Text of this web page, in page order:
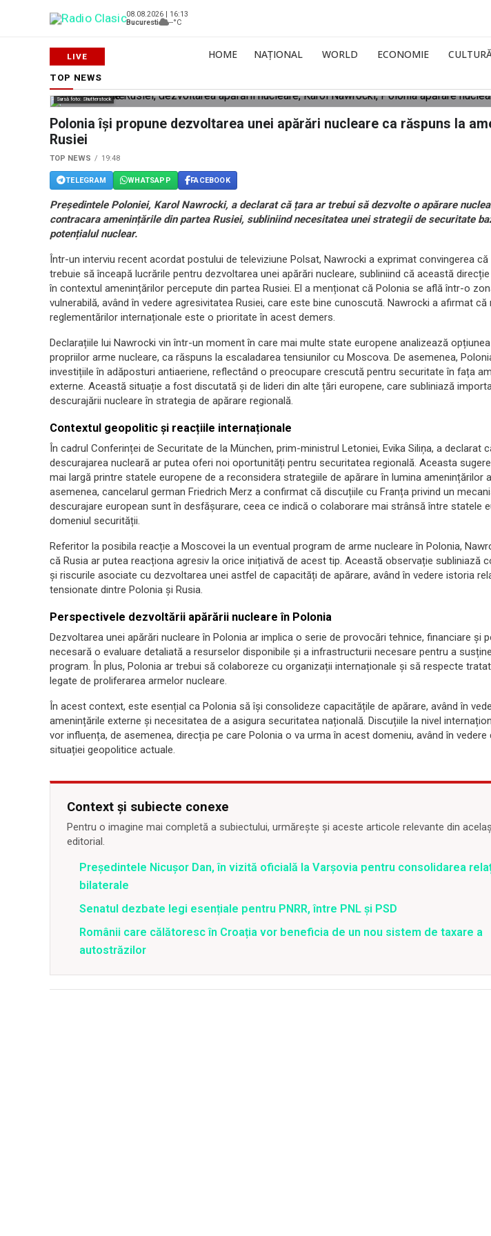
08.08.2026 | 16:13
Bucuresti
--°C
HOME NAȚIONAL WORLD ECONOMIE
TOP NEWS
Sursă foto: Shutterstock
Polonia își propune dezvoltarea unei apărări nucleare ca răspuns la
Rusiei
TOP NEWS 19:48
TELEGRAM WHATSAPP FACEBOOK
Președintele Poloniei, Karol Nawrocki, a declarat că țara ar trebui să dezvolte o apărare
contracara amenințările din partea Rusiei, subliniind necesitatea unei strategii de securitate
potențialul nuclear.
Într-un interviu recent acordat postului de televiziune Polsat, Nawrocki a exprimat convingerea că
trebuie să înceapă lucrările pentru dezvoltarea unei apărări nucleare, subliniind că această
în contextul amenințărilor percepute din partea Rusiei. El a menționat că Polonia se află într-o
vulnerabilă, având în vedere agresivitatea Rusiei, care este bine cunoscută. Nawrocki a afirmat
reglementărilor internaționale este o prioritate în acest demers.
Declarațiile lui Nawrocki vin într-un moment în care mai multe state europene analizează
propriilor arme nucleare, ca răspuns la escaladarea tensiunilor cu Moscova. De asemenea,
investițiile în adăposturi antiaeriene, reflectând o preocupare crescută pentru securitate în fața
externe. Această situație a fost discutată și de lideri din alte țări europene, care subliniază
descurajării nucleare în strategia de apărare regională.
Contextul geopolitic și reacțiile internaționale
În cadrul Conferinței de Securitate de la München, prim-ministrul Letoniei, Evika Siliņa, a declarat
descurajarea nucleară ar putea oferi noi oportunități pentru securitatea regională. Aceasta
mai largă printre statele europene de a reconsidera strategiile de apărare în lumina amenințărilor
asemenea, cancelarul german Friedrich Merz a confirmat că discuțiile cu Franța privind un
descurajare european sunt în desfășurare, ceea ce indică o colaborare mai strânsă între statele
domeniul securității.
Referitor la posibila reacție a Moscovei la un eventual program de arme nucleare în Polonia,
că Rusia ar putea reacționa agresiv la orice inițiativă de acest tip. Această observație subliniază
și riscurile asociate cu dezvoltarea unei astfel de capacități de apărare, având în vedere istoria
tensionate dintre Polonia și Rusia.
Perspectivele dezvoltării apărării nucleare în Polonia
Dezvoltarea unei apărări nucleare în Polonia ar implica o serie de provocări tehnice, financiare și
necesară o evaluare detaliată a resurselor disponibile și a infrastructurii necesare pentru a
program. În plus, Polonia ar trebui să colaboreze cu organizații internaționale și să respecte
legate de proliferarea armelor nucleare.
În acest context, este esențial ca Polonia să își consolideze capacitățile de apărare, având în
amenințările externe și necesitatea de a asigura securitatea națională. Discuțiile la nivel
vor influența, de asemenea, direcția pe care Polonia o va urma în acest domeniu, având în
situației geopolitice actuale.
Context și subiecte conexe
Pentru o imagine mai completă a subiectului, urmărește și aceste articole relevante din
editorial.
Președintele Nicușor Dan, în vizită oficială la Varșovia pentru consolidarea
bilaterale
Senatul dezbate legi esențiale pentru PNRR, între PNL și PSD
Românii care călătoresc în Croația vor beneficia de un nou sistem de taxare a
autostrăzilor